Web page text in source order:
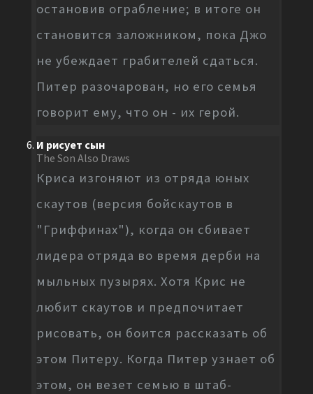
остановив ограбление; в итоге он
становится заложником, пока Джо
не убеждает грабителей сдаться.
Питер разочарован, но его семья
говорит ему, что он - их герой.
И рисует сын
The Son Also Draws
Криса изгоняют из отряда юных
скаутов (версия бойскаутов в
"Гриффинах"), когда он сбивает
лидера отряда во время дерби на
мыльных пузырях. Хотя Крис не
любит скаутов и предпочитает
рисовать, он боится рассказать об
этом Питеру. Когда Питер узнает об
этом, он везет семью в штаб-